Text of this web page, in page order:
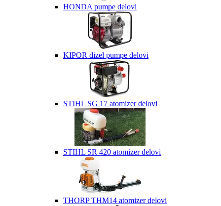
HONDA pumpe delovi
KIPOR dizel pumpe delovi
STIHL SG 17 atomizer delovi
STIHL SR 420 atomizer delovi
THORP THM14 atomizer delovi